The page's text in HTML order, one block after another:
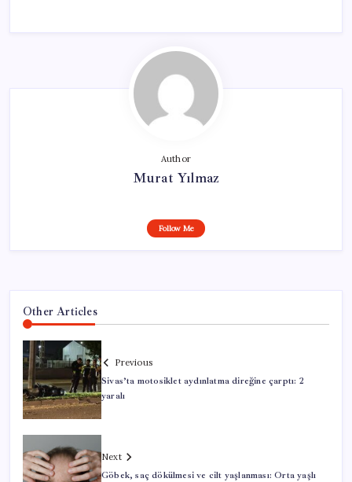
Author
Murat Yılmaz
Follow Me
Other Articles
Previous
Sivas’ta motosiklet aydınlatma direğine çarptı: 2
yaralı
Next
Göbek, saç dökülmesi ve cilt yaşlanması: Orta yaşlı